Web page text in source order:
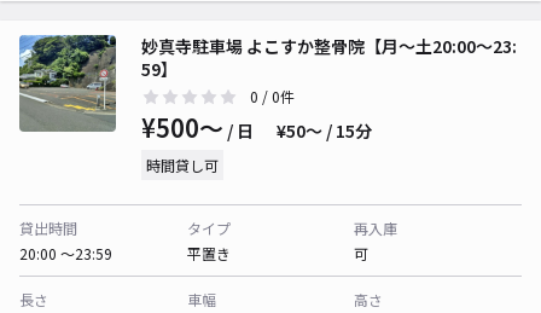
妙真寺駐車場 よこすか整骨院【月～土20:00～23:
59】
0 / 0件
¥500〜 / 日 ¥50〜 / 15分
時間貸し可
貸出時間
20:00 〜23:59
タイプ
平置き
再入庫
可
長さ
車幅
高さ